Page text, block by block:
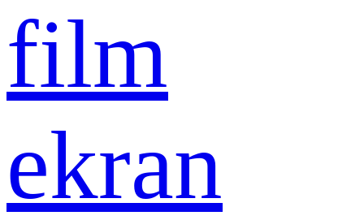
film
ekran